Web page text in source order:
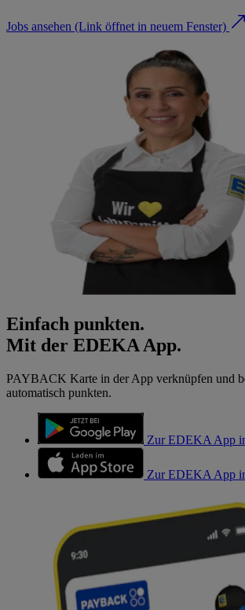
Jobs ansehen (Link öffnet in neuem Fenster)
Einfach punkten.
Mit der EDEKA App.
PAYBACK Karte in der App verknüpfen und
automatisch punkten.
Zur EDEKA App
Zur EDEKA App